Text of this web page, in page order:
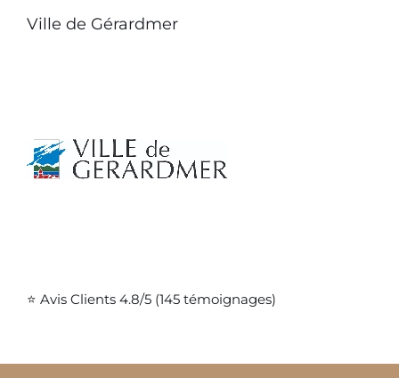
Ville de Gérardmer
⭐ Avis Clients 4.8/5 (145 témoignages)